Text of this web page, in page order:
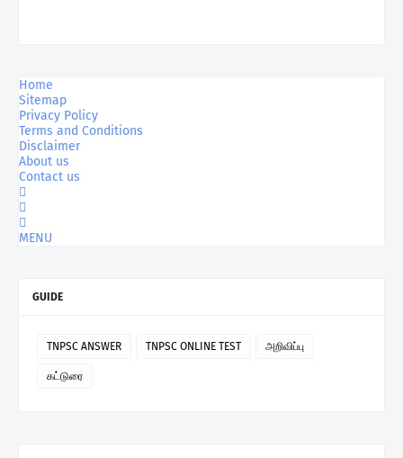
Home
Sitemap
Privacy Policy
Terms and Conditions
Disclaimer
About us
Contact us
MENU
GUIDE
TNPSC ANSWER TNPSC ONLINE TEST அறிவிப்பு
கட்டுரை